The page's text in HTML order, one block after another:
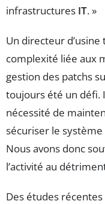
infrastructures IT. »
Un directeur
complexité liée aux
gestion des patchs
toujours été un défi.
nécessité de
sécuriser le
Nous avons donc
l’activité au
Des études